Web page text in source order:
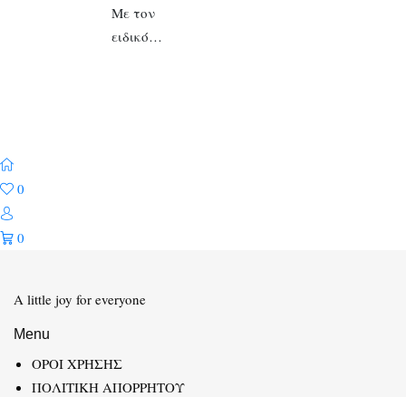
Με τον
ειδικό…
0
0
A little joy for everyone
Menu
ΟΡΟΙ ΧΡΗΣΗΣ
ΠΟΛΙΤΙΚΗ ΑΠΟΡΡΗΤΟΥ